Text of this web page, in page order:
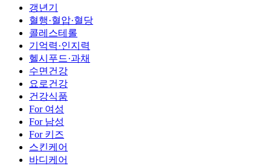
갱년기
혈행·혈압·혈당
콜레스테롤
기억력·인지력
헬시푸드·과채
수면건강
요로건강
건강식품
For 여성
For 남성
For 키즈
스킨케어
바디케어